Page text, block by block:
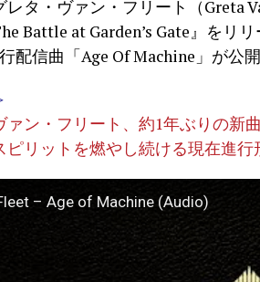
タ・ヴァン・フリート（Greta
Battle at Garden’s Gate』をリ
配信曲「Age Of Machine」が公開
ァン・フリート、約1年ぶりの新
ピリットを燃やし続ける現在進行
– Age of Machine (Audio)